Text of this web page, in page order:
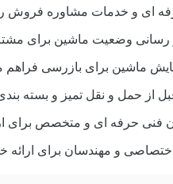
ای و خدمات مشاوره فروش
رسانی وضعیت ماشین برای
ماشین برای بازرسی فراهم
حمل و نقل تمیز و بسته
فنی حرفه ای و متخصص برای
و مهندسان برای ارائه